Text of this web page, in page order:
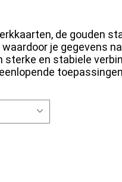
de gouden
je gegevens
en stabiele